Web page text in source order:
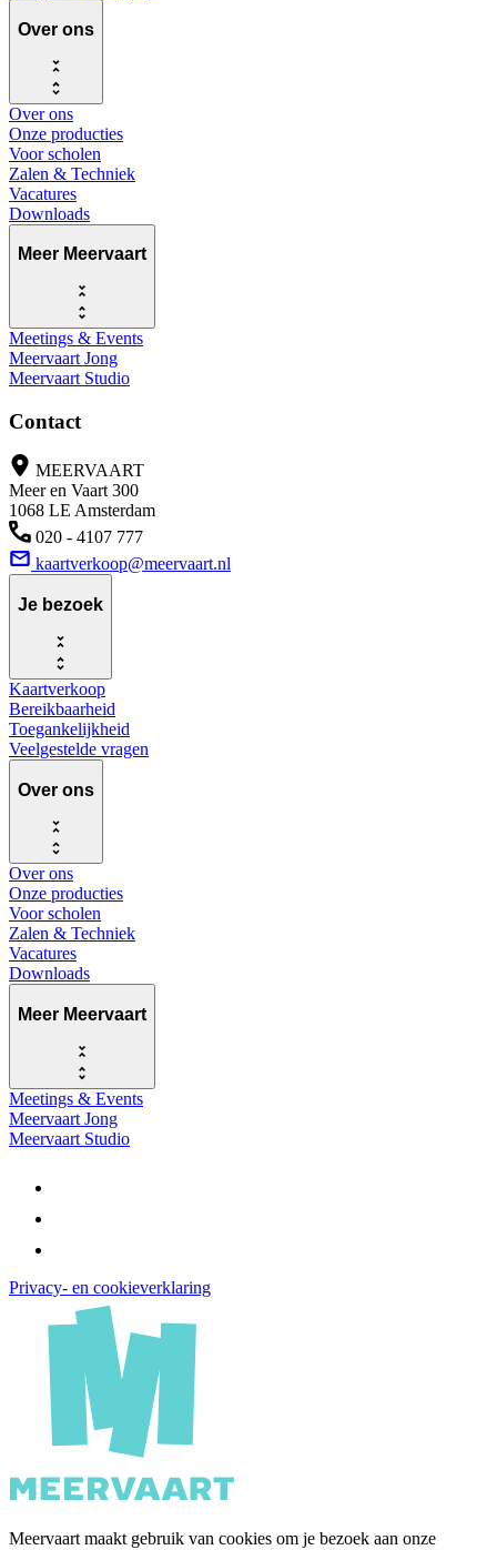
Over ons
Over ons
Onze producties
Voor scholen
Zalen & Techniek
Vacatures
Downloads
Meer Meervaart
Meetings & Events
Meervaart Jong
Meervaart Studio
Contact
MEERVAART
Meer en Vaart 300
1068 LE Amsterdam
020 - 4107 777
kaartverkoop@meervaart.nl
Je bezoek
Kaartverkoop
Bereikbaarheid
Toegankelijkheid
Veelgestelde vragen
Over ons
Over ons
Onze producties
Voor scholen
Zalen & Techniek
Vacatures
Downloads
Meer Meervaart
Meetings & Events
Meervaart Jong
Meervaart Studio
Privacy- en cookieverklaring
Meervaart maakt gebruik van cookies om je bezoek aan onze